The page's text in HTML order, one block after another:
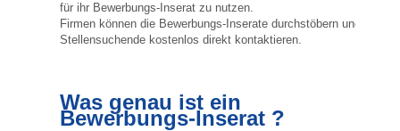
für ihr Bewerbungs-Inserat zu nutzen.
Firmen können die Bewerbungs-Inserate durchstöbern und
Stellensuchende kostenlos direkt kontaktieren.
Was genau ist ein
Bewerbungs-Inserat ?